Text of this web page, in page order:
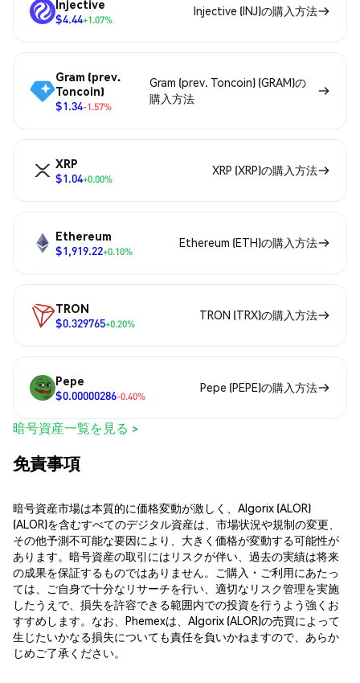
Injective
$4.44+1.07%
Injective (INJ)の購入方法
Gram (prev.
Toncoin)
$1.34-1.57%
Gram (prev. Toncoin) (GRAM)の
購入方法
XRP
$1.04+0.00%
XRP (XRP)の購入方法
Ethereum
$1,919.22+0.10%
Ethereum (ETH)の購入方法
TRON
$0.329765+0.20%
TRON (TRX)の購入方法
Pepe
$0.00000286-0.40%
Pepe (PEPE)の購入方法
暗号資産一覧を見る >
免責事項
暗号資産市場は本質的に価格変動が激しく、Algorix (ALOR)
(ALOR)を含むすべてのデジタル資産は、市場状況や規制の変更、
その他予測不可能な要因により、大きく価格が変動する可能性が
あります。暗号資産の取引にはリスクが伴い、過去の実績は将来
の成果を保証するものではありません。ご購入・ご利用にあたっ
ては、ご自身で十分なリサーチを行い、適切なリスク管理を実施
したうえで、損失を許容できる範囲内での投資を行うよう強くお
すすめします。なお、Phemexは、Algorix (ALOR)の売買によって
生じたいかなる損失についても責任を負いかねますので、あらか
じめご了承ください。